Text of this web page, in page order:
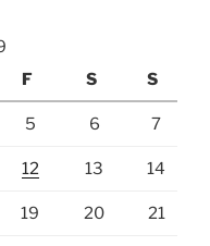
F S S
5 6 7
12 13 14
19 20 21